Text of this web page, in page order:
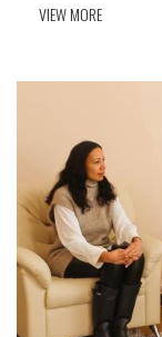
VIEW MORE